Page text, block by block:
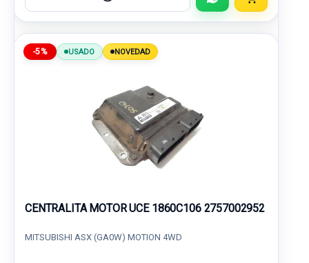
-5% USADO NOVEDAD
CENTRALITA MOTOR UCE 1860C106 2757002952
MITSUBISHI ASX (GA0W) MOTION 4WD